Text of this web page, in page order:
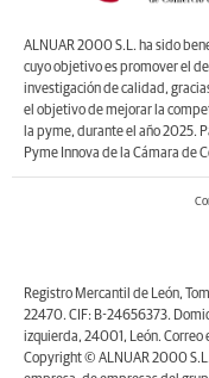
ALNUAR 2000 S.L. ha sido
cuyo objetivo es promover el
investigación de calidad,
el objetivo de mejorar la
la pyme, durante el año 2025.
Pyme Innova de la Cámara de
Registro Mercantil de León,
22470. CIF: B-24656373.
izquierda, 24001, León.
Copyright © ALNUAR 2000